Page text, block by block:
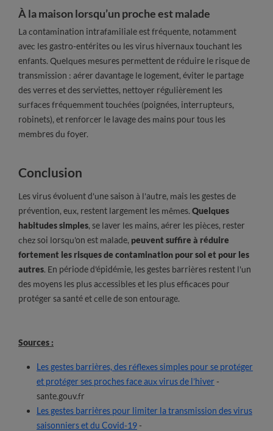
À la maison lorsqu’un proche est malade
La contamination intrafamiliale est fréquente, notamment
avec les gastro-entérites ou les virus hivernaux touchant les
enfants. Quelques mesures permettent de réduire le risque de
transmission : aérer davantage le logement, éviter le partage
des verres et des serviettes, nettoyer régulièrement les
surfaces fréquemment touchées (poignées, interrupteurs,
robinets), et renforcer le lavage des mains pour tous les
membres du foyer.
Conclusion
Les virus évoluent d'une saison à l'autre, mais les gestes de
prévention, eux, restent largement les mêmes. Quelques
habitudes simples, se laver les mains, aérer les pièces, rester
chez soi lorsqu'on est malade, peuvent suffire à réduire
fortement les risques de contamination pour soi et pour les
autres. En période d'épidémie, les gestes barrières restent l'un
des moyens les plus accessibles et les plus efficaces pour
protéger sa santé et celle de son entourage.
Sources :
Les gestes barrières, des réflexes simples pour se protéger
et protéger ses proches face aux virus de l’hiver-
sante.gouv.fr
Les gestes barrières pour limiter la transmission des virus
saisonniers et du Covid-19-